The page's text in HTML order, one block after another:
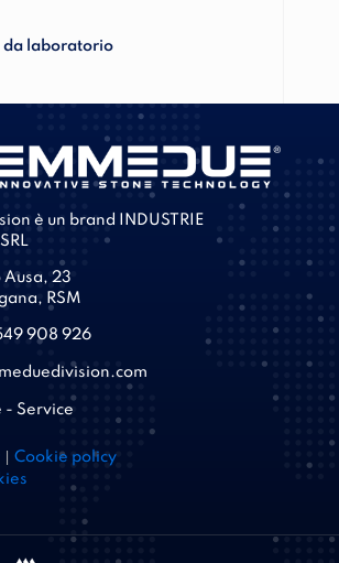
da laboratorio
è un brand INDUSTRIE
Ausa, 23
RSM
908 926
- Service
| Cookie policy